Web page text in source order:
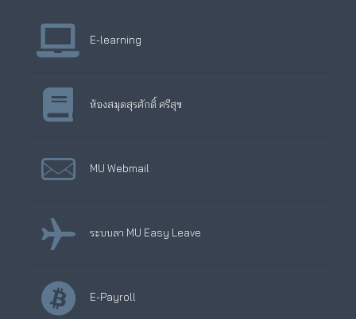
E-learning
ห้องสมุดสุรศักดิ์ ศรีสุข
MU Webmail
ระบบลา MU Easy Leave
E-Payroll